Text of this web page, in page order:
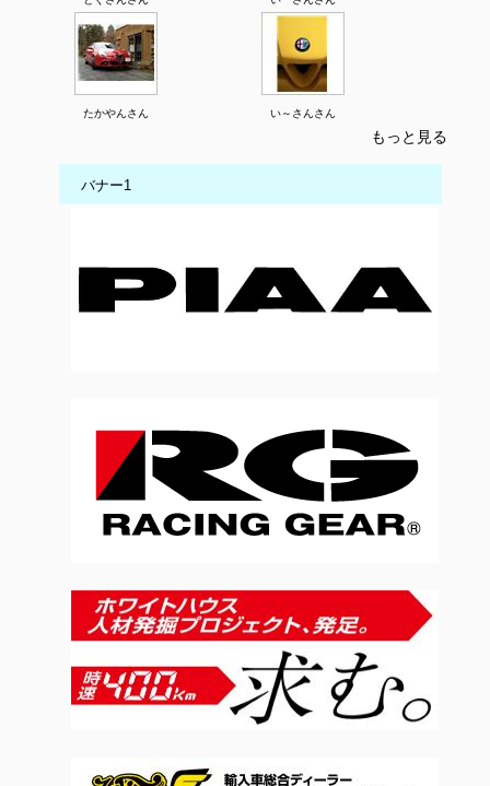
たかやんさん い～さんさん
もっと見る
バナー1